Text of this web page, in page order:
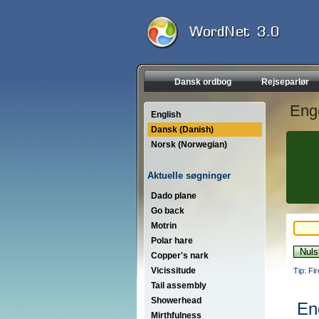
Dansk ordbog Rejseparlør
English
Dansk (Danish)
Norsk (Norwegian)
Aktuelle søgninger
Dado plane
Go back
Motrin
Polar hare
Copper's nark
Vicissitude
Tail assembly
Showerhead
Mirthfulness
Tip: